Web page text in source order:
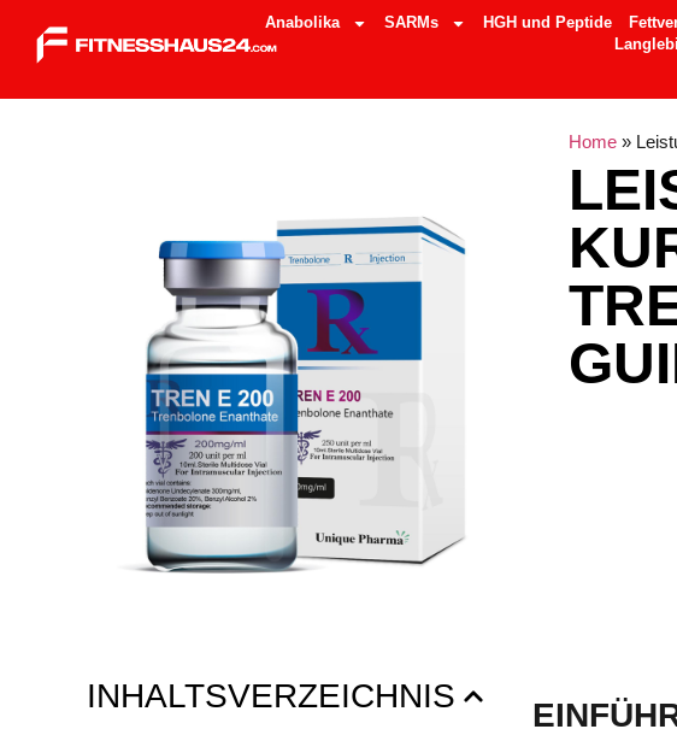
Anabolika SARMs HGH und Peptide
Home»
INHALTSVERZEICHNIS